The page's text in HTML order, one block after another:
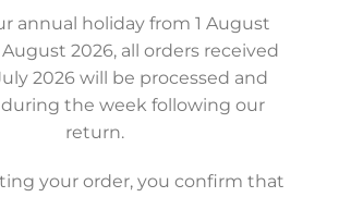
annual holiday from 1 August
August 2026, all orders received
2026 will be processed and
the week following our
return.
your order, you confirm that
Dodaj u košaricu
Buy now